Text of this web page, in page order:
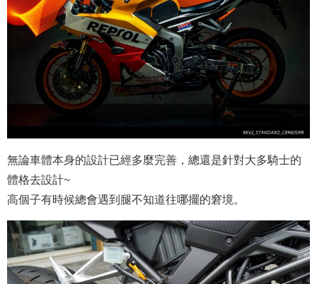
無論車體本身的設計已經多麼完善，總還是針對大多騎士的
體格去設計~
高個子有時候總會遇到腿不知道往哪擺的窘境。